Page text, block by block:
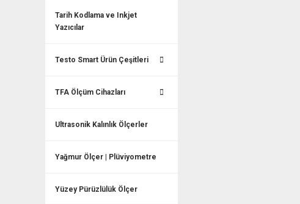
Tarih Kodlama ve Inkjet
Yazıcılar
Testo Smart Ürün Çeşitleri
TFA Ölçüm Cihazları
Ultrasonik Kalınlık Ölçerler
Yağmur Ölçer | Plüviyometre
Yüzey Pürüzlülük Ölçer